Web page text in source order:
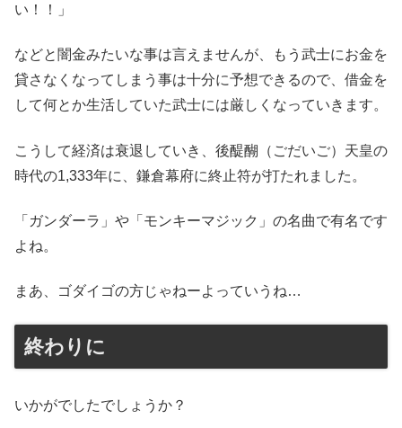
い！！」
などと闇金みたいな事は言えませんが、もう武士にお金を
貸さなくなってしまう事は十分に予想できるので、借金を
して何とか生活していた武士には厳しくなっていきます。
こうして経済は衰退していき、後醍醐（ごだいご）天皇の
時代の1,333年に、鎌倉幕府に終止符が打たれました。
「ガンダーラ」や「モンキーマジック」の名曲で有名です
よね。
まあ、ゴダイゴの方じゃねーよっていうね…
終わりに
いかがでしたでしょうか？